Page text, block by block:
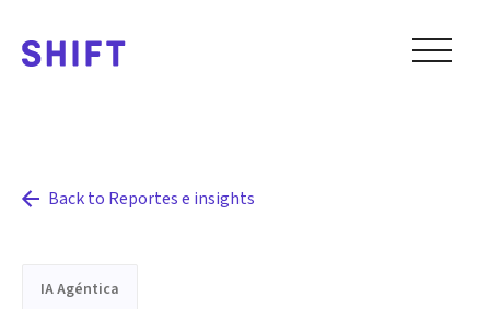
Back to Reportes e insights
IA Agéntica